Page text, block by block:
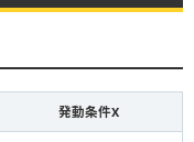
発動条件Ⅹ